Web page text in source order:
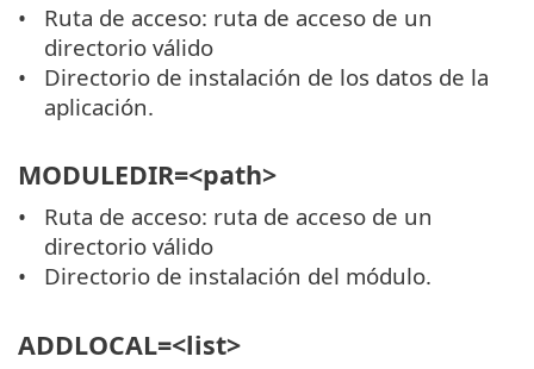
Ruta de acceso: ruta de acceso de un
directorio válido
Directorio de instalación de los datos de la
aplicación.
MODULEDIR=<path>
Ruta de acceso: ruta de acceso de un
directorio válido
Directorio de instalación del módulo.
ADDLOCAL=<list>